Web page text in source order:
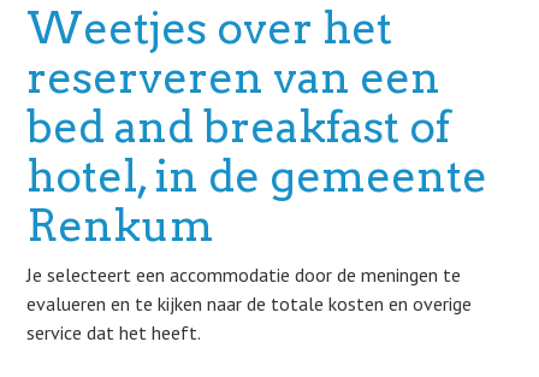
Weetjes over het
reserveren van een
bed and breakfast of
hotel, in de gemeente
Renkum
Je selecteert een accommodatie door de meningen te
evalueren en te kijken naar de totale kosten en overige
service dat het heeft.